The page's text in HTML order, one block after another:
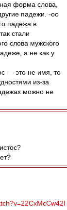
форма слова,
падежи. -ос
падежа в
стали
слова мужского
а не как у
— это не имя, то
из-за
можно не